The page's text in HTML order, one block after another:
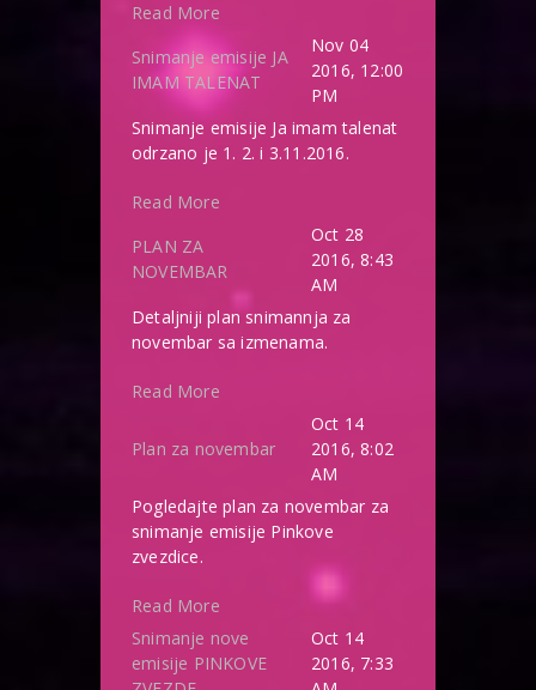
Read More
Snimanje emisije JA
IMAM TALENAT
Nov 04
2016, 12:00
PM
Snimanje emisije Ja imam talenat
odrzano je 1. 2. i 3.11.2016.
Read More
PLAN ZA
NOVEMBAR
Oct 28
2016, 8:43
AM
Detaljniji plan snimannja za
novembar sa izmenama.
Read More
Plan za novembar
Oct 14
2016, 8:02
AM
Pogledajte plan za novembar za
snimanje emisije Pinkove
zvezdice.
Read More
Snimanje nove
emisije PINKOVE
Oct 14
2016, 7:33